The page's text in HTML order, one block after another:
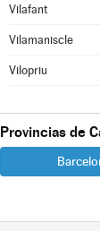
Vilafant
Vilamaniscle
Vilopriu
Provincias de